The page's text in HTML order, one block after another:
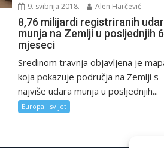
9. svibnja 2018. Alen Harčević
8,76 milijardi registriranih
munja na Zemlji u posljednjih
mjeseci
Sredinom travnja objavljena je
koja pokazuje područja na Zemlji s
najviše udara munja u posljednjih...
Europa i svijet